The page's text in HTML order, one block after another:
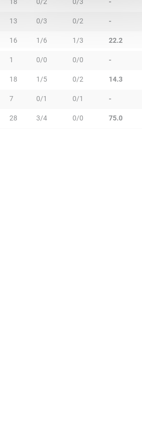
13 0/3 0/2 -
16 1/6 1/3 22.2
1 0/0 0/0 -
18 1/5 0/2 14.3
7 0/1 0/1 -
28 3/4 0/0 75.0